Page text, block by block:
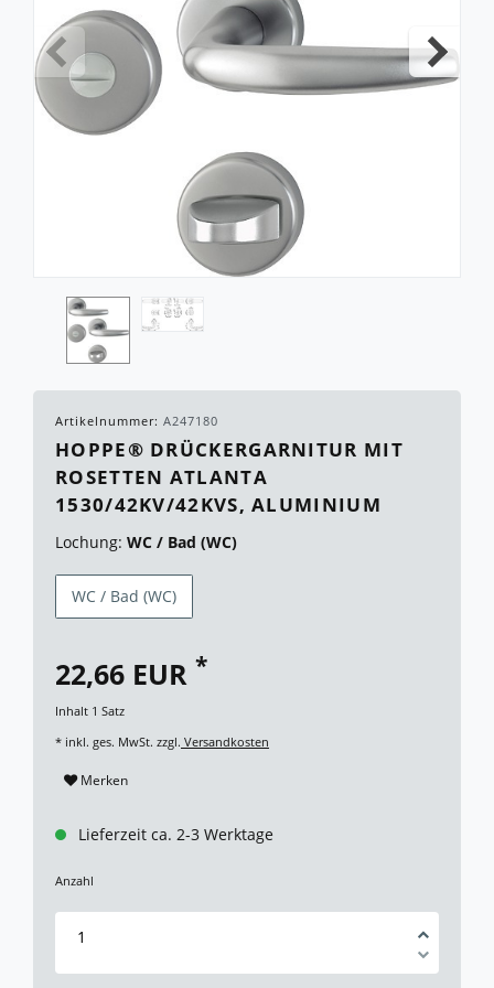
Artikelnummer: A247180
HOPPE® DRÜCKERGARNITUR MIT
ROSETTEN ATLANTA
1530/42KV/42KVS, ALUMINIUM
Lochung: WC / Bad (WC)
WC / Bad (WC)
22,66 EUR *
Inhalt 1 Satz
* inkl. ges. MwSt. zzgl. Versandkosten
Merken
Lieferzeit ca. 2-3 Werktage
Anzahl